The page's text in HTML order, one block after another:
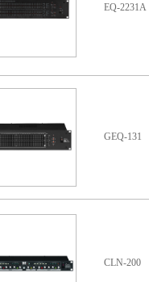
EQ-2231A
GEQ-131
CLN-200